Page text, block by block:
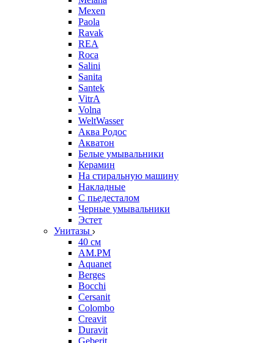
Mexen
Paola
Ravak
REA
Roca
Salini
Sanita
Santek
VitrA
Volna
WeltWasser
Аква Родос
Акватон
Белые умывальники
Керамин
На стиральную машину
Накладные
С пьедесталом
Черные умывальники
Эстет
Унитазы
40 см
AM.PM
Aquanet
Berges
Bocchi
Cersanit
Colombo
Creavit
Duravit
Geberit